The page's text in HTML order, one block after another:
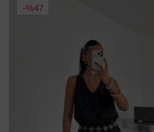
%47